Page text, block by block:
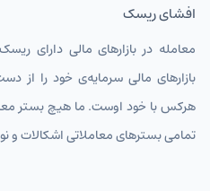
افشای ریسک
معامله در بازارهای مالی دارای
بازارهای مالی سرمایه‌ی خود را
هرکس با خود اوست. ما هیچ بستر
تمامی بسترهای معاملاتی اشکالات و